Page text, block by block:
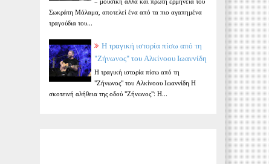
Σωκράτη Μάλαμα, αποτελεί ένα από τα πιο αγαπημένα
τραγούδια του...
Η τραγική ιστορία πίσω από τη
"Ζήνωνος" του Αλκίνοου Ιωαννίδη
Η τραγική ιστορία πίσω από τη
"Ζήνωνος" του Αλκίνοου Ιωαννίδη Η
σκοτεινή αλήθεια της οδού "Ζήνωνος": Η...